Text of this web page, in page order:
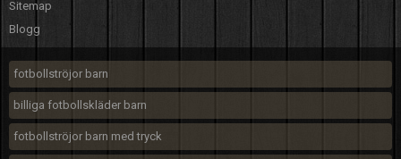
Sitemap
Blogg
fotbollströjor barn
billiga fotbollskläder barn
fotbollströjor barn med tryck